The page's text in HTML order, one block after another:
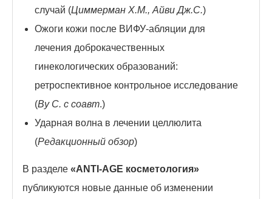
случай (Циммерман Х.М., Айви Дж.С.)
Ожоги кожи после ВИФУ-абляции для
лечения доброкачественных
гинекологических образований:
ретроспективное контрольное исследование
(Ву С. с соавт.)
Ударная волна в лечении целлюлита
(Редакционный обзор)
В разделе«ANTI-AGE косметология»
публикуются новые данные об изменении